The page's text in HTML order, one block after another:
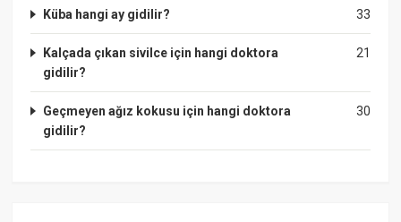
33
Küba hangi ay gidilir?
21
Kalçada çıkan sivilce için hangi doktora
gidilir?
30
Geçmeyen ağız kokusu için hangi doktora
gidilir?